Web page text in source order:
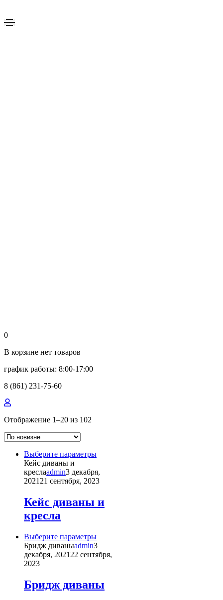
0
В корзине нет товаров
график работы: 8:00-17:00
8 (861) 231-75-60
Отображение 1–20 из 102
Выберите параметрыЭтот
имеет
несколько
можно
странице
товара.
Кейс диваны и
креслаadmin3 декабря,
2021 21 сентября, 2023
Кейс диваны и
кресла
Выберите параметрыЭтот
товар
имеет
можно
Бридж диваныadmin3
декабря, 2021 22 сентября,
2023
Бридж диваны